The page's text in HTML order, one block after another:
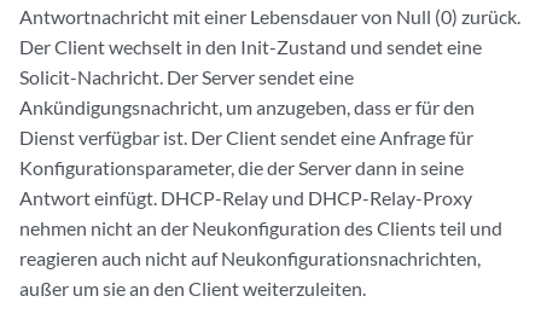
Antwortnachricht mit einer Lebensdauer von Null (0) zurück.
Der Client wechselt in den Init-Zustand und sendet eine
Solicit-Nachricht. Der Server sendet eine
Ankündigungsnachricht, um anzugeben, dass er für den
Dienst verfügbar ist. Der Client sendet eine Anfrage für
Konfigurationsparameter, die der Server dann in seine
Antwort einfügt. DHCP-Relay und DHCP-Relay-Proxy
nehmen nicht an der Neukonfiguration des Clients teil und
reagieren auch nicht auf Neukonfigurationsnachrichten,
außer um sie an den Client weiterzuleiten.